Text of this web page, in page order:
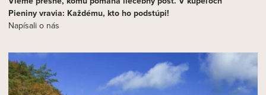
Pieniny vravia: Každému, kto ho podstúpi!
Napísali o nás